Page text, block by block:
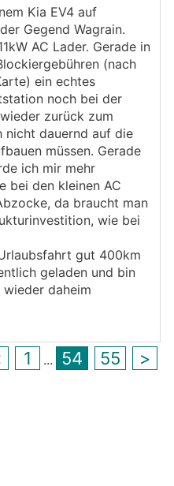
Kia EV4 auf
Gegend Wagrain.
AC Lader. Gerade in
(nach
ein echtes
noch bei der
zurück zum
nicht dauernd auf die
müssen. Gerade
ich mir mehr
bei den kleinen AC
da braucht man
wie bei
gut 400km
geladen und bin
daheim
1 ... 54 55 >